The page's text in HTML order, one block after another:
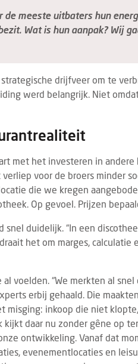
de meeste uitbaters hun
Wat is hun aanpak? Wij
drijfveer om te
werd belangrijk. Niet
met het investeren in andere
voor de broers minder
die we kregen
Op gevoel. Prijzen
snel duidelijk. “In een
het om marges,
voelden. “We merkten al
erbij gehaald. Die
misging: inkoop die niet
kijkt daar nu zonder gêne op
ontwikkeling. Vanaf dat
evenementlocaties en